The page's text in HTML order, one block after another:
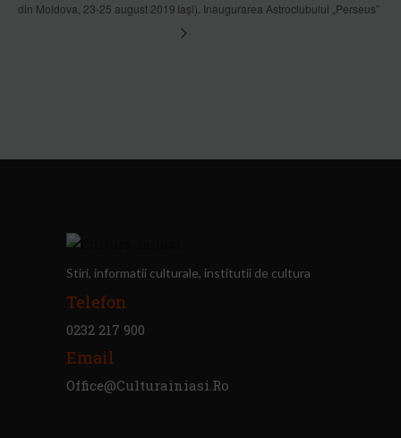
din Moldova, 23-25 august 2019 Iași). Inaugurarea Astroclubului „Perseus”
Stiri, informatii culturale, institutii de cultura
Telefon
0232 217 900
Email
Office@culturainiasi.ro